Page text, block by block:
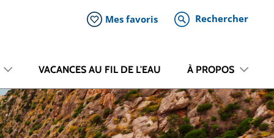
Mes favoris Rechercher
VACANCES AU FIL DE L'EAU À PROPOS